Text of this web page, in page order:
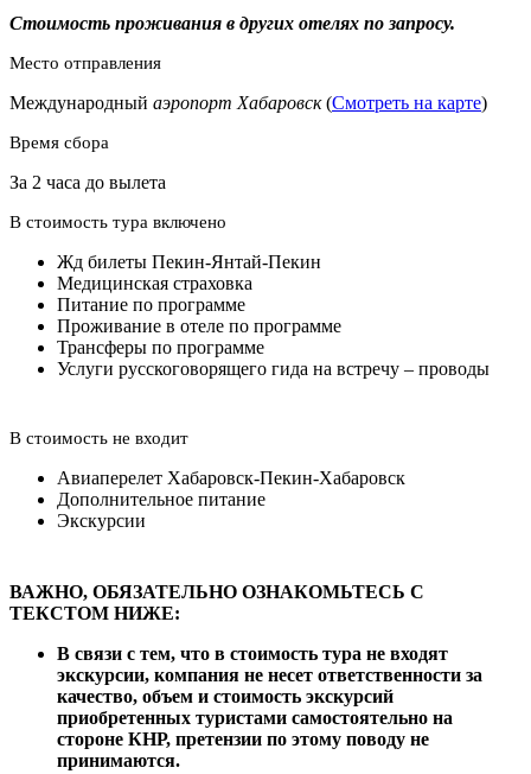
Стоимость проживания в других отелях по запросу.
Место отправления
Международный аэропорт Хабаровск(Смотреть на карте)
Время сбора
За 2 часа до вылета
В стоимость тура включено
Жд билеты Пекин-Янтай-Пекин
Медицинская страховка
Питание по программе
Проживание в отеле по программе
Трансферы по программе
Услуги русскоговорящего гида на встречу – проводы
В стоимость не входит
Авиаперелет Хабаровск-Пекин-Хабаровск
Дополнительное питание
Экскурсии
ВАЖНО, ОБЯЗАТЕЛЬНО ОЗНАКОМЬТЕСЬ С
ТЕКСТОМ НИЖЕ:
В связи с тем, что в стоимость тура не входят
экскурсии, компания не несет ответственности за
качество, объем и стоимость экскурсий
приобретенных туристами самостоятельно на
стороне КНР, претензии по этому поводу не
принимаются.